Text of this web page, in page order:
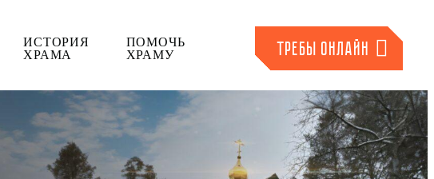
ИСТОРИЯ
ХРАМА
ПОМОЧЬ
ХРАМУ
ТРЕБЫ ОНЛАЙН